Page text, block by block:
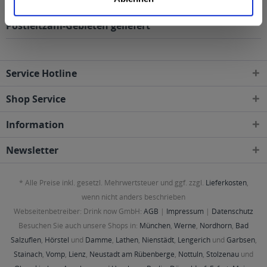
wird in den folgenden Regionen, Städten, Orten und
Postleitzahl-Gebieten geliefert
Service Hotline
Shop Service
Information
Newsletter
* Alle Preise inkl. gesetzl. Mehrwertsteuer und ggf. zzgl. Lieferkosten,
wenn nicht anders beschrieben
Webseitenbetreiber: Drink now GmbH: AGB | Impressum | Datenschutz
Besuchen Sie auch unsere Shops in: München, Werne, Nordhorn, Bad
Salzuflen, Hörstel und Damme, Lathen, Nienstädt, Lengerichund Garbsen,
Stainach, Vomp, Lienz, Neustadt am Rübenberge, Nottuln, Stolzenau und